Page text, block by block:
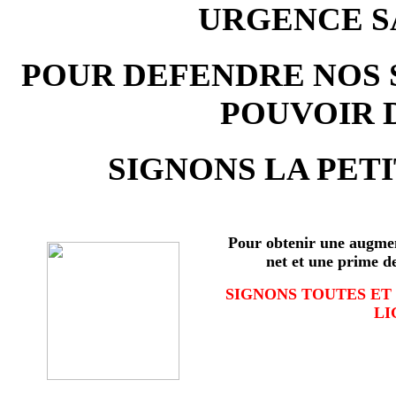
URGENCE
POUR DEFENDRE
POUVOIR
SIGNONS LA
Pour obtenir une
net et une prime
SIGNONS TOUTES